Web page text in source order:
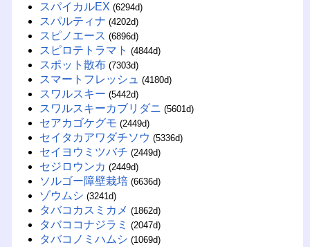
スパイカルEX (6294d)
スパルティナ (4202d)
スピノエース (6896d)
スピロテトラマト (4844d)
スポット散布 (7303d)
スマートフレッシュ (4180d)
スワルスキー (5442d)
スワルスキーカブリダニ (5601d)
セアカゴケグモ (2449d)
セイタカアワダチソウ (5336d)
セイヨウミツバチ (2449d)
セジロウンカ (2449d)
ソルゴー障壁栽培 (6636d)
ゾウムシ (3241d)
タバコカスミカメ (1862d)
タバココナジラミ (2047d)
タバコノミハムシ (1069d)